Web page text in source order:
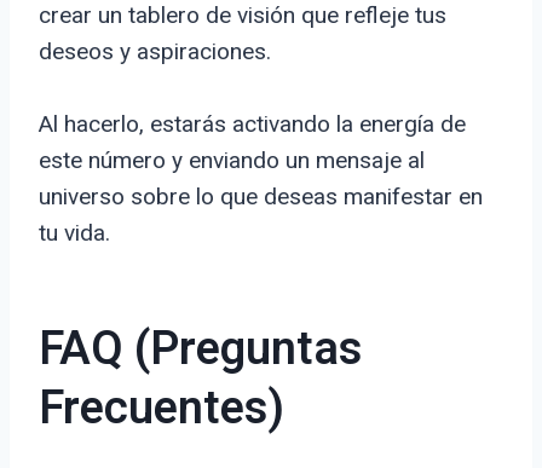
crear un tablero de visión que refleje tus
deseos y aspiraciones.
Al hacerlo, estarás activando la energía de
este número y enviando un mensaje al
universo sobre lo que deseas manifestar en
tu vida.
FAQ (Preguntas
Frecuentes)